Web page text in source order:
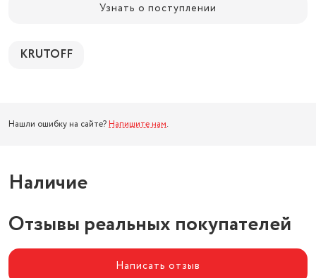
Узнать о поступлении
KRUTOFF
Нашли ошибку на сайте? Напишите нам.
Наличие
Отзывы реальных покупателей
Написать отзыв